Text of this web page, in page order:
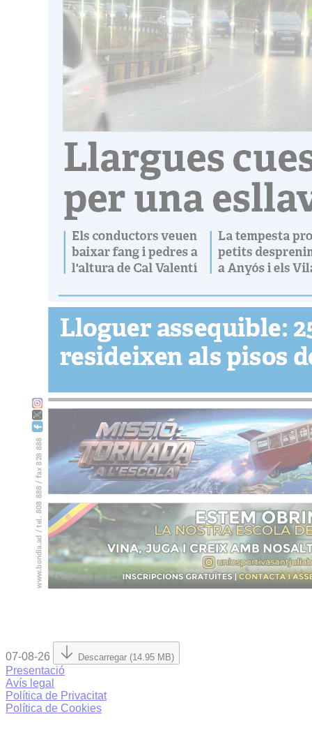
07-08-26 Descarregar (14.95 MB)
Presentació
Avís legal
Política de Privacitat
Política de Cookies